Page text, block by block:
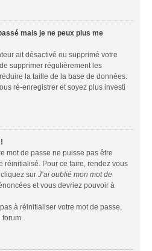
mais je ne peux plus me
ait désactivé ou supprimé votre
supprimer régulièrement les
la taille de la base de données.
ré-enregistrer et soyez plus investi
mot de passe ne puisse pas être
réinitialisé. Pour ce faire, rendez vous
sur J’ai oublié mon mot de
et vous devriez pouvoir à
à réinitialiser votre mot de passe,
forum.